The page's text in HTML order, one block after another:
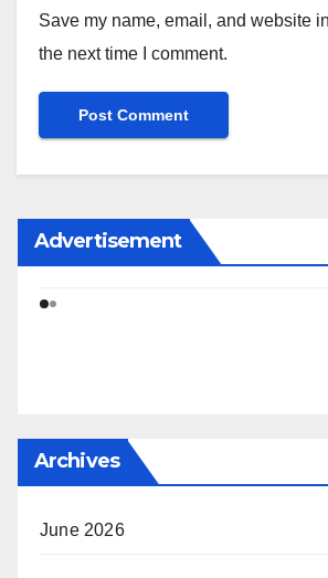
Save my name, email, and website
the next time I comment.
Advertisement
Archives
June 2026